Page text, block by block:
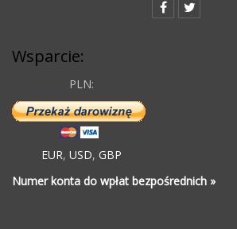
Wsparcie:
PLN:
EUR, USD, GBP
Numer konta do wpłat bezpośrednich »